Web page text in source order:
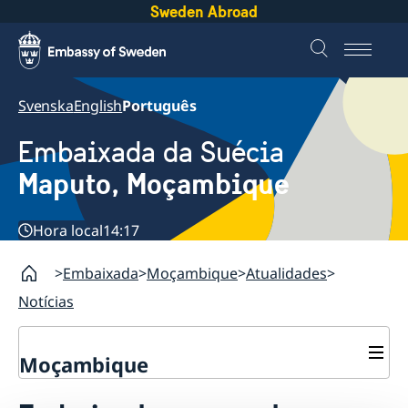
Sweden Abroad
SvenskaEnglishPortuguês
Embaixada da Suécia
Maputo, Moçambique
Hora local14:17
Embaixada Moçambique Atualidades
Notícias
Moçambique